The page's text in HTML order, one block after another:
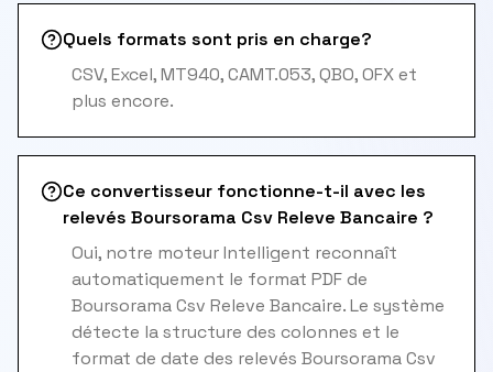
Quels formats sont pris en charge?
CSV, Excel, MT940, CAMT.053, QBO, OFX et
plus encore.
Ce convertisseur fonctionne-t-il avec les
relevés Boursorama Csv Releve Bancaire ?
Oui, notre moteur Intelligent reconnaît
automatiquement le format PDF de
Boursorama Csv Releve Bancaire. Le système
détecte la structure des colonnes et le
format de date des relevés Boursorama Csv